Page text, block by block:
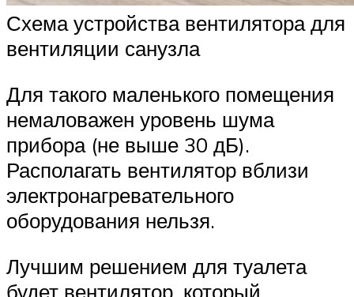
Схема устройства вентилятора для
вентиляции санузла
Для такого маленького помещения
немаловажен уровень шума
прибора (не выше 30 дБ).
Располагать вентилятор вблизи
электронагревательного
оборудования нельзя.
Лучшим решением для туалета
будет вентилятор, который